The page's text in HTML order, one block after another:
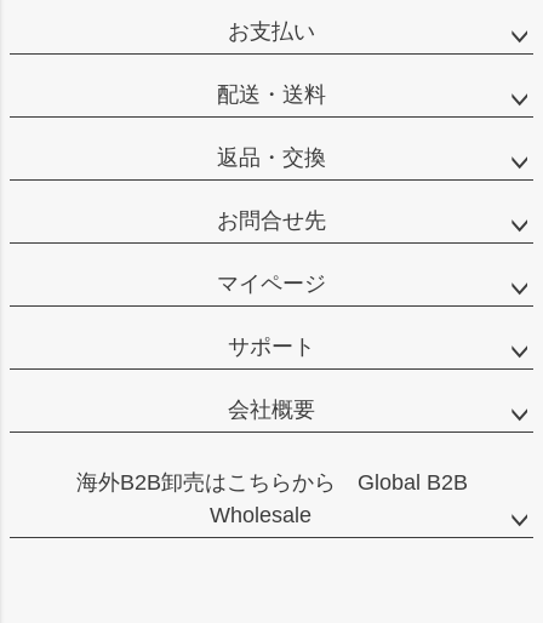
ップ
お支払い
配送・送料
返品・交換
お問合せ先
マイページ
サポート
会社概要
海外B2B卸売はこちらから Global B2B
Wholesale